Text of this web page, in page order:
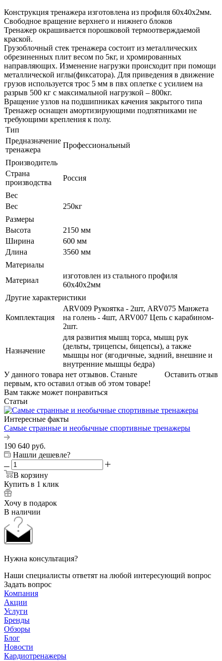
Конструкция тренажера изготовлена из профиля 60х40х2мм.
Свободное вращение верхнего и нижнего блоков
Тренажер окрашивается порошковой термоотверждаемой
краской.
Грузоблочный стек тренажера состоит из металлических
обрезиненных плит весом по 5кг, и хромированных
направляющих. Изменение нагрузки происходит при помощи
металлической иглы(фиксатора). Для приведения в движение
грузов используется трос 5 мм в пвх оплетке с усилием на
разрыв 500 кг с максимальной нагрузкой – 800кг.
Вращение узлов на подшипниках качения закрытого типа
Тренажер оснащен амортизирующими подпятниками не
требующими крепления к полу.
Тип
Предназначение
тренажера
Профессиональный
Производитель
Страна
производства
Россия
Вес
Вес
250кг
Размеры
Высота
2150 мм
Ширина
600 мм
Длина
3560 мм
Материалы
Материал
изготовлен из стального профиля
60х40х2мм
Другие характеристики
Комплектация
ARV009 Рукоятка - 2шт, ARV075 Манжета
на голень - 4шт, ARV007 Цепь с карабином-
2шт.
Назначение
для развития мышц торса, мышц рук
(дельты, трицепсы, бицепсы), а также
мышцы ног (ягодичные, задний, внешние и
внутренние мышцы бедра)
Оставить отзыв
У данного товара нет отзывов. Станьте
первым, кто оставил отзыв об этом товаре!
Вам также может понравиться
Статьи
Интересные факты
Самые странные и необычные спортивные тренажеры
190 640 руб.
Нашли дешевле?
В корзину
Купить в 1 клик
Хочу в подарок
В наличии
Нужна консультация?
Наши специалисты ответят на любой интересующий вопрос
Задать вопрос
Компания
Акции
Услуги
Бренды
Обзоры
Блог
Новости
Кардиотренажеры